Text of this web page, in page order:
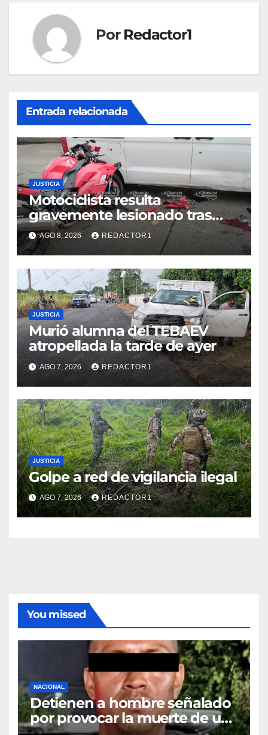
Por Redactor1
Entrada relacionada
JUSTICIA
Motociclista resulta
gravemente lesionado tras
choque en la colonia Ricardo
Flores Magón
AGO 8, 2026 REDACTOR1
JUSTICIA
Murió alumna del TEBAEV
atropellada la tarde de ayer
AGO 7, 2026 REDACTOR1
JUSTICIA
Golpe a red de vigilancia ilegal
AGO 7, 2026 REDACTOR1
You missed
NACIONAL
Detienen a hombre señalado
por provocar la muerte de un